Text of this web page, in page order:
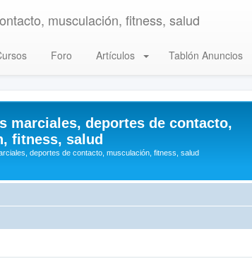
musculación, fitness, salud
Foro Artículos Tablón Anuncios
marciales, deportes de contacto,
fitness, salud
deportes de contacto, musculación, fitness, salud